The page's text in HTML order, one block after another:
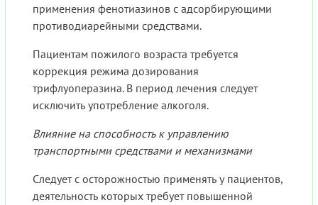
применения фенотиазинов с адсорбирующими
противодиарейными средствами.
Пациентам пожилого возраста требуется
коррекция режима дозирования
трифлуоперазина. В период лечения следует
исключить употребление алкоголя.
Влияние на способность к управлению
транспортными средствами и механизмами
Следует с осторожностью применять у пациентов,
деятельность которых требует повышенной